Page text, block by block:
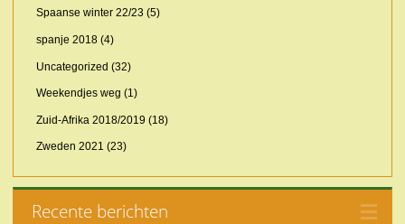
Spaanse winter 22/23 (5)
spanje 2018(4)
Uncategorized (32)
Weekendjes weg (1)
Zuid-Afrika 2018/2019 (18)
Zweden 2021 (23)
Recente berichten